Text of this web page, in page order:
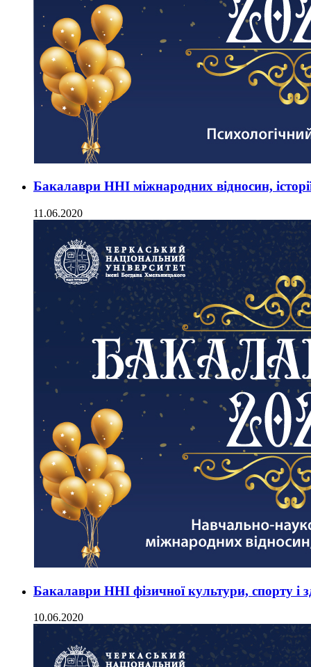
Бакалаври ННІ міжнародних відносин,
11.06.2020
Бакалаври ННІ фізичної культури, спорту і
10.06.2020